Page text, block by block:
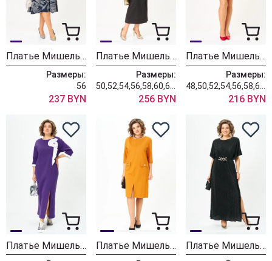
Платье Мишель Шик 2164/1 синий узор
Размеры:
56
237 BYN
Платье Мишель Шик 2195 мультиблеск
Размеры:
256 BYN
Платье Мишель Шик 2184 красный
Размеры:
216 BYN
Платье Мишель Шик 2183 сиреневый туман Платье Мишель Шик 2192 охра Платье Мишель Шик 2194 черный